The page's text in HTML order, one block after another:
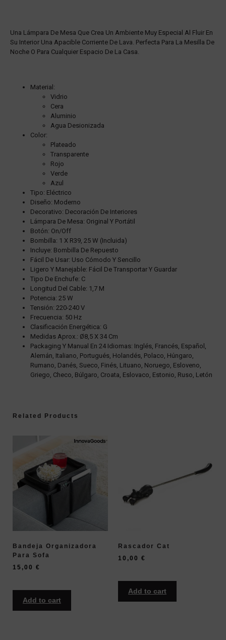
Una Lámpara De Mesa Que Crea Un Ambiente Muy Especial Al Fluir En
Su Interior Una Apacible Corriente De Lava. Perfecta Para La Mesilla De
Noche O Para Cualquier Espacio De La Casa.
Material:
Vidrio
Cera
Aluminio
Agua Desionizada
Color:
Plateado
Transparente
Rojo
Verde
Azul
Tipo: Eléctrico
Diseño: Moderno
Decorativo: Decoración De Interiores
Lámpara De Mesa: Original Y Portátil
Botón: On/Off
Bombilla: 1 X R39, 25 W (incluida)
Incluye: Bombilla De Repuesto
Fácil De Usar: Uso Cómodo Y Sencillo
Ligero Y Manejable: Fácil De Transportar Y Guardar
Tipo De Enchufe: C
Longitud Del Cable: 1,7 M
Potencia: 25 W
Tensión: 220-240 V
Frecuencia: 50 Hz
Clasificación Energética: G
Medidas Aprox.: Ø8,5 X 34 Cm
Packaging Y Manual En 24 Idiomas: Inglés, Francés, Español,
Alemán, Italiano, Portugués, Holandés, Polaco, Húngaro,
Rumano, Danés, Sueco, Finés, Lituano, Noruego, Esloveno,
Griego, Checo, Búlgaro, Croata, Eslovaco, Estonio, Ruso, Letón
Related Products
Bandeja Organizadora
Para Sofa
15,00 €
Add to cart
Rascador Cat
10,00 €
Add to cart